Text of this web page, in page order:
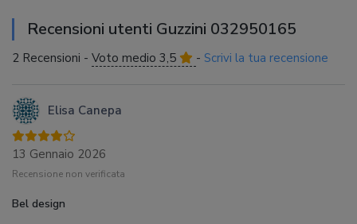
Recensioni utenti Guzzini 032950165
2 Recensioni - Voto medio 3,5 - Scrivi la tua recensione
Elisa Canepa
13 Gennaio 2026
Recensione non verificata
Bel design